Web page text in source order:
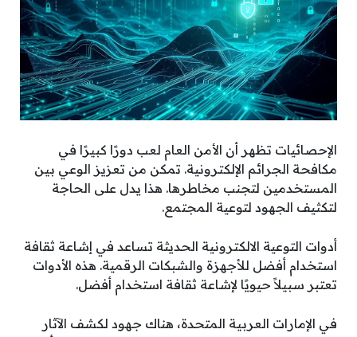
الإحصائيات تظهر أن الأمن العام لعب دورًا كبيرًا في
مكافحة الجرائم الإلكترونية. تمكن من تعزيز الوعي بين
المستخدمين لتجنب مخاطرها. هذا يدل على الحاجة
لتكثيف الجهود لتوعية المجتمع.
أدوات التوعية الالكترونية الحديثة تساعد في إشاعة ثقافة
استخدام أفضل للأجهزة والشبكات الرقمية. هذه الأدوات
تعتبر سبيلاً حيويًا لإشاعة ثقافة استخدام أفضل.
في الإمارات العربية المتحدة، هناك جهود لكشف الآثار